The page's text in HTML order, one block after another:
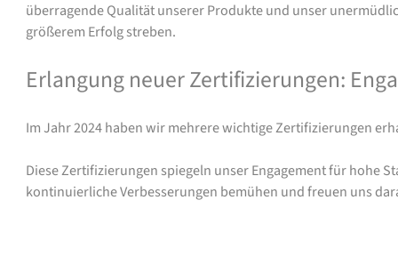
überragende Qualität unserer Produkte und unser
größerem Erfolg streben.
Erlangung neuer Zertifizierungen:
Im Jahr 2024 haben wir mehrere wichtige Zertifizierungen
Diese Zertifizierungen spiegeln unser Engagement für hohe
kontinuierliche Verbesserungen bemühen und freuen uns